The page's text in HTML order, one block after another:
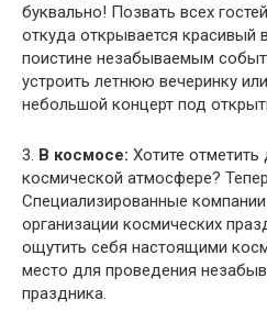
буквально! Позвать всех
откуда открывается красивый
поистине незабываемым
устроить летнюю вечеринку
небольшой концерт под
3. В космосе: Хотите
космической атмосфере?
Специализированные
организации космических
ощутить себя настоящими
место для проведения
праздника.